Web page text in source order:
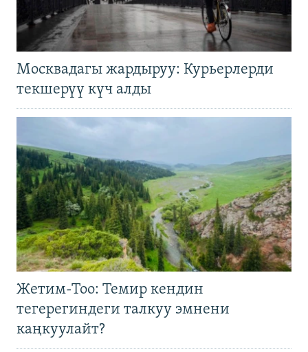
Москвадагы жардыруу: Курьерлерди
текшерүү күч алды
Жетим-Тоо: Темир кендин
тегерегиндеги талкуу эмнени
каңкуулайт?